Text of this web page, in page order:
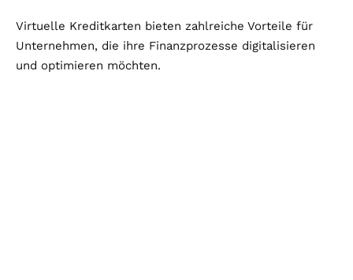
Virtuelle Kreditkarten bieten zahlreiche Vorteile für
Unternehmen, die ihre Finanzprozesse digitalisieren
und optimieren möchten.